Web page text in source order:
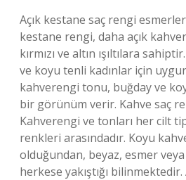
Açık kestane saç rengi
kestane rengi, daha açık
kırmızı ve altın ışıltılara
ve koyu tenli kadınlar için
kahverengi tonu, buğday ve
bir görünüm verir. Kahve saç
Kahverengi ve tonları her cilt
renkleri arasındadır. Koyu
olduğundan, beyaz, esmer
herkese yakıştığı